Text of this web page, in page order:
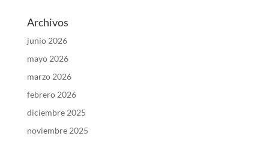
Archivos
junio 2026
mayo 2026
marzo 2026
febrero 2026
diciembre 2025
noviembre 2025